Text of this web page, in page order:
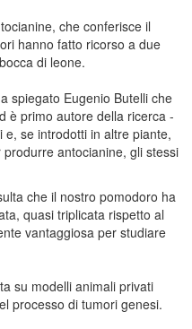
che conferisce il
hanno fatto ricorso a due
di leone.
spiegato Eugenio Butelli che
è primo autore della ricerca -
se introdotti in altre piante,
antocianine, gli stessi
che il nostro pomodoro ha
quasi triplicata rispetto al
vantaggiosa per studiare
su modelli animali privati
processo di tumori genesi.